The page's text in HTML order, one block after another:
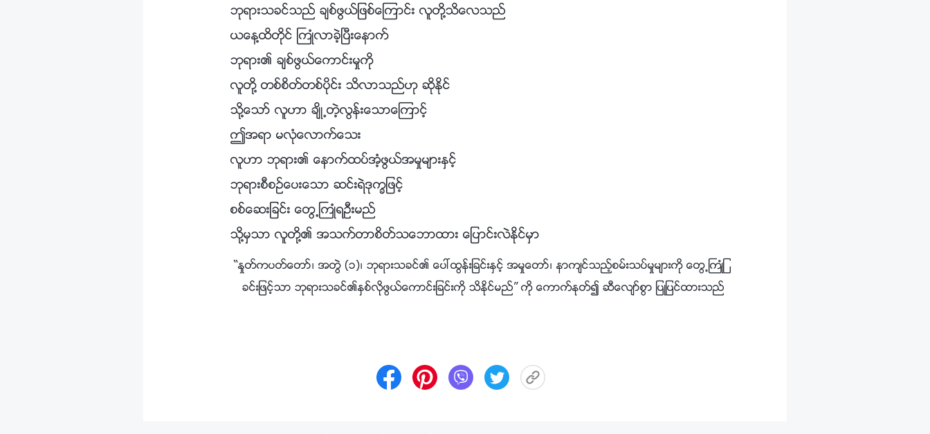
ဘုရားသခင္သည္ ခ်စ္ဖြယ္ျဖစ္ေၾကာင္း လူတို႔သိေလသည္
ယေန႔ထိတိုင္ ႀကဳံလာခဲ့ၿပီးေနာက္
ဘုရား၏ ခ်စ္ဖြယ္ေကာင္းမႈကို
လူတို႔ တစ္စိတ္တစ္ပိုင္း သိလာသည္ဟု ဆိုႏိုင္
သို႔ေသာ္ လူဟာ ခ်ိဳ႕တဲ့လြန္းေသာေၾကာင့္
ဤအရာ မလုံေလာက္ေသး
လူဟာ ဘုရား၏ ေနာက္ထပ္အံ့ဖြယ္အမႈမ်ားႏွင့္
ဘုရားစီစဥ္ေပးေသာ ဆင္းရဲဒုကၡျဖင့္
စစ္ေဆးျခင္း ေတြ႕ႀကဳံရဦးမည္
သို႔မွသာ လူတို႔၏ အသက္တာစိတ္သေဘာထား ေျပာင္းလဲႏိုင္မွာ
“ႏႈတ္ကပတ္ေတာ္၊ အတြဲ (၁)၊ ဘုရားသခင္၏ ေပၚထြန္းျခင္းႏွင့္ အမႈေတာ္၊ နာက်င္သည့္စမ္းသပ္မႈမ်ားကို ေတြ႕ႀကဳံျ
ခင္းျဖင့္သာ ဘုရားသခင္၏ႏွစ္လိုဖြယ္ေကာင္းျခင္းကို သိႏိုင္မည္” ကို ေကာက္ႏုတ္၍ ဆီေလ်ာ္စြာ ျပဳျပင္ထားသည္